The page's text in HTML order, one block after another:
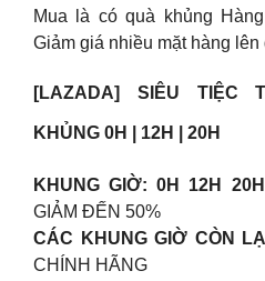
Mua là có quà khủng
Giảm giá nhiều mặt hàng lên
[LAZADA] SIÊU TIỆC
KHỦNG 0H | 12H | 20H
KHUNG GIỜ: 0H 12H 20H
GIẢM ĐẾN 50%
CÁC KHUNG GIỜ CÒN LẠ
CHÍNH HÃNG